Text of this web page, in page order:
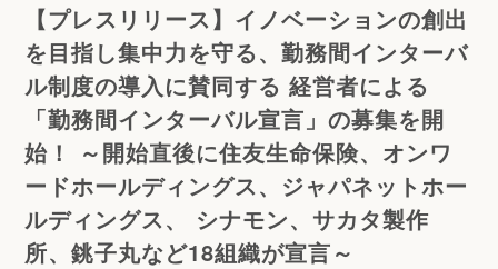
【プレスリリース】イノベーションの創出
を目指し集中力を守る、勤務間インターバ
ル制度の導入に賛同する 経営者による
「勤務間インターバル宣言」の募集を開
始！ ～開始直後に住友生命保険、オンワ
ードホールディングス、ジャパネットホー
ルディングス、 シナモン、サカタ製作
所、銚子丸など18組織が宣言～